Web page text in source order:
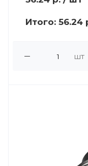
Итого: 56.24
шт